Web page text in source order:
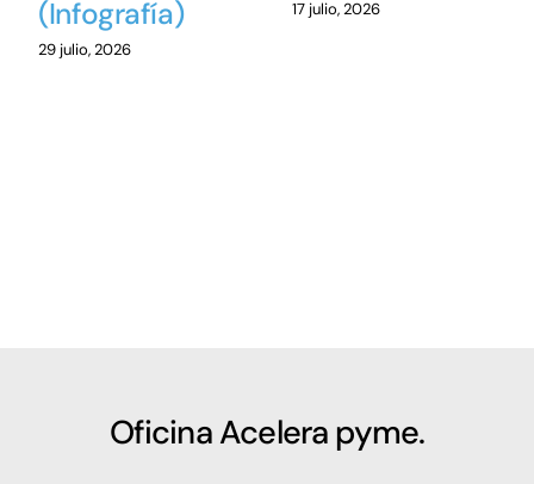
(Infografía)
29 julio, 2026
17 julio, 2026
Oficina Acelera pyme.